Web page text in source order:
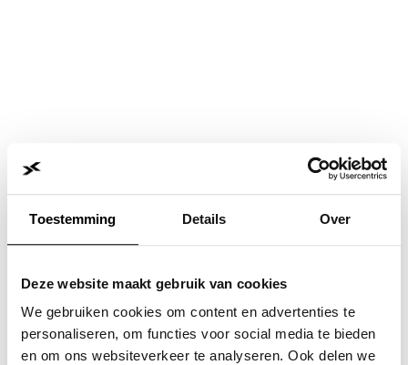
Toestemming Details Over
Deze website maakt gebruik van cookies
We gebruiken cookies om content en advertenties te
personaliseren, om functies voor social media te bieden
en om ons websiteverkeer te analyseren. Ook delen we